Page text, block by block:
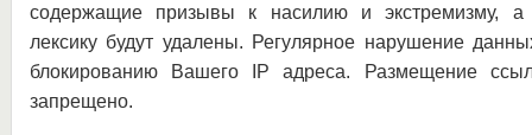
содержащие призывы к насилию и экстремизму, а
лексику будут удалены. Регулярное нарушение
блокированию Вашего IP адреса. Размещение
запрещено.